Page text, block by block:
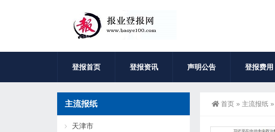
登报首页 登报资讯 声明公告 登报费用
首页 » 主流报纸 »
主流报纸
天津市